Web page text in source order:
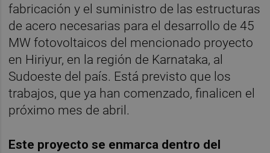
fabricación y el suministro de las estructuras
de acero necesarias para el desarrollo de 45
MW fotovoltaicos del mencionado proyecto
en Hiriyur, en la región de Karnataka, al
Sudoeste del país. Está previsto que los
trabajos, que ya han comenzado, finalicen el
próximo mes de abril.
Este proyecto se enmarca dentro del